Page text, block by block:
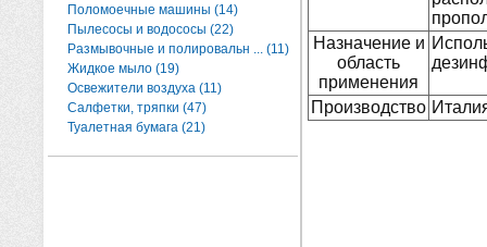
Поломоечные машины (14)
Пылесосы и водососы (22)
Размывочные и полировальн ... (11)
Жидкое мыло (19)
Освежители воздуха (11)
Салфетки, тряпки (47)
Туалетная бумага (21)
Назначение и
область
применения
Производство